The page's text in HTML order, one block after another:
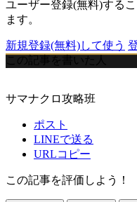
ユーザー登録(無料)する
ます。
新規登録(無料)して使う
この記事を書いた人
サマナクロ攻略班
ポスト
LINEで送る
URLコピー
この記事を評価しよう！